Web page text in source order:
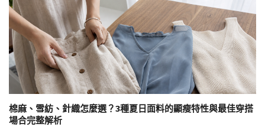
棉麻、雪紡、針織怎麼選？3種夏日面料的顯瘦特性與最佳穿搭
場合完整解析